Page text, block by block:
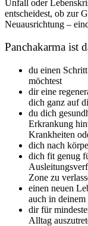
Unfall oder
entscheidest, ob zur
Neuausrichtung –
Panchakarma ist
du einen
möchtest
dir eine
dich ganz auf
du dich
Erkrankung
Krankheiten
dich nach
dich fit genug
Zone zu
einen neuen
auch in
dir für
Alltag